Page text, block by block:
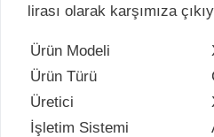
lirası olarak karşımıza
Ürün Modeli
Ürün Türü
Üretici
İşletim Sistemi